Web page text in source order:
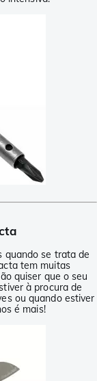
quando se trata de
tem muitas
quiser que o seu
à procura de
ou quando estiver
é mais!